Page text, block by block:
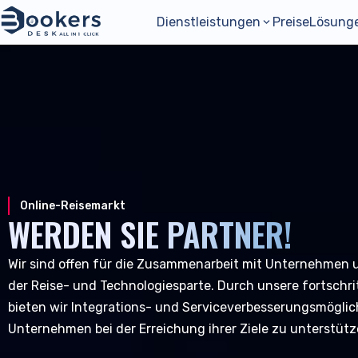
Dienstleistungen
Vertriebskanäle
Preise
Technischer Support
Umsatzmanagement
Preise
Hostels
Werkzeuge & Leitfäden
Kundensupport
Branchentrends
Unser Team
Entdecken Sie neue Möglichkeiten für Ihr
Online-Reisemarkt
WERDEN SIE PARTNER!
Wir sind offen für die Zusammenarbeit mit Unternehmen
der Reise- und Technologiesparte. Durch unsere
bieten wir Integrations- und
Unternehmen bei der Erreichung ihrer Ziele zu